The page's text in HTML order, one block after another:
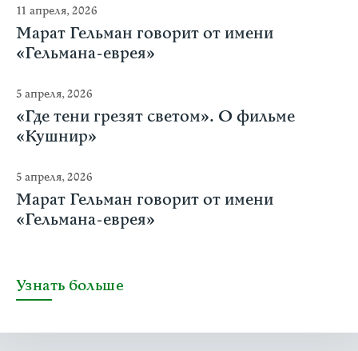
11 апреля, 2026
Марат Гельман говорит от имени
«Гельмана-еврея»
5 апреля, 2026
«Где тени грезят светом». О фильме
«Кушнир»
5 апреля, 2026
Марат Гельман говорит от имени
«Гельмана-еврея»
Узнать больше